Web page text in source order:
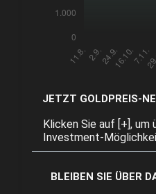
JETZT GOLDPREIS-
Klicken Sie auf [+], um
Investment-
BLEIBEN SIE ÜBER